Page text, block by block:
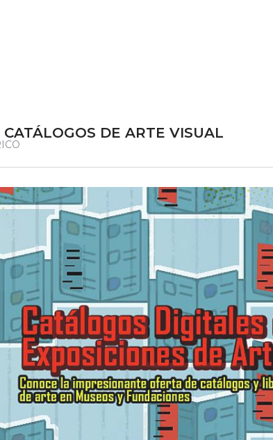
CATÁLOGOS DE ARTE VISUAL